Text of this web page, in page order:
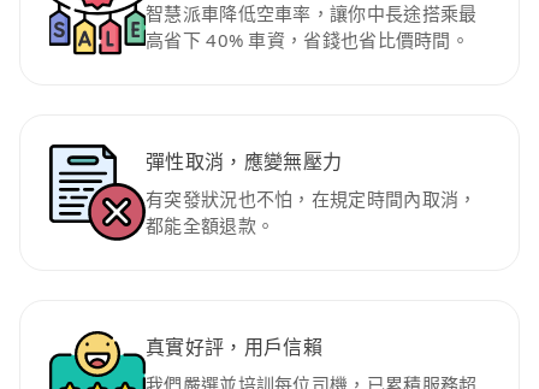
智慧派車降低空車率，讓你中長途搭乘最
高省下 40% 車資，省錢也省比價時間。
彈性取消，應變無壓力
有突發狀況也不怕，在規定時間內取消，
都能全額退款。
真實好評，用戶信賴